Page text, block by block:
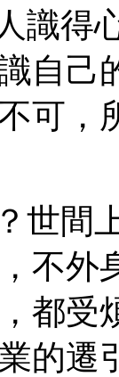
識得
自己
可，
世間
不外
都受
的遷